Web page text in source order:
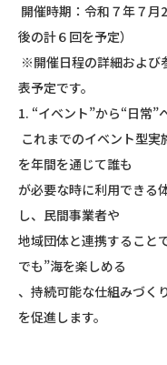
開催時期：令和７年７
後の計６回を予定）
※開催日程の詳細および
表予定です。
1. “イベント”から“日常
これまでのイベント型実
を年間を通じて誰も
が必要な時に利用できる
し、民間事業者や
地域団体と連携すること
でも”海を楽しめる
、持続可能な仕組みづく
を促進します。